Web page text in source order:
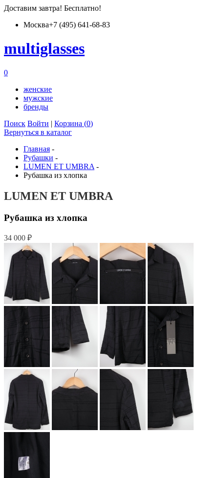
Доставим завтра! Бесплатно!
Москва+7 (495) 641-68-83
multiglasses
0
женские
мужские
бренды
Поиск Войти | Корзина (0)
Вернуться в каталог
Главная -
Рубашки -
LUMEN ET UMBRA -
Рубашка из хлопка
LUMEN ET UMBRA
Рубашка из хлопка
34 000 ₽